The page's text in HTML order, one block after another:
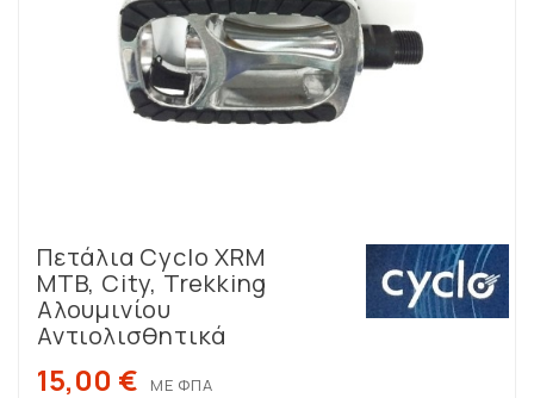
Πετάλια Cyclo XRM
ΜΤB, City, Trekking
Αλουμινίου
Αντιολισθητικά
15,00 € ΜΕ ΦΠΑ